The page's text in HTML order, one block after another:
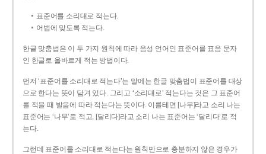
표준어를 소리대로 적는다.
어법에 맞도록 적는다.
한글 맞춤법은 이 두 가지 원칙에 따라 음성 언어인 표준어를 표음 문자
인 한글로 올바르게 적는 방법이다.
먼저 ‘표준어를 소리대로 적는다’는 말에는 한글 맞춤법이 표준어를 대상
으로 한다는 뜻이 담겨 있다. 그리고 ‘소리대로’ 적는다는 것은 그 표준어
를 적을 때 발음에 따라 적는다는 뜻이다. 이를테면 [나무]라고 소리 나는
표준어는 ‘나무’로 적고, [달리다]라고 소리 나는 표준어는 ‘달리다’로 적
는다.
그런데 표준어를 소리대로 적는다는 원칙만으로 충분하지 않은 경우가